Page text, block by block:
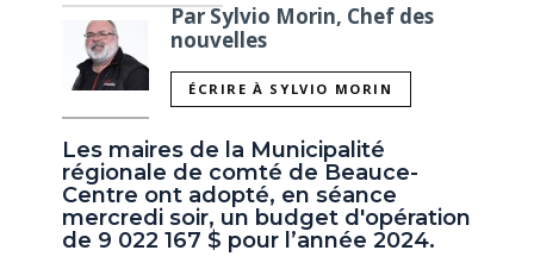
Par Sylvio Morin, Chef des
nouvelles
ÉCRIRE À SYLVIO MORIN
Les maires de la Municipalité
régionale de comté de Beauce-
Centre ont adopté, en séance
mercredi soir, un budget d'opération
de 9 022 167 $ pour l’année 2024.